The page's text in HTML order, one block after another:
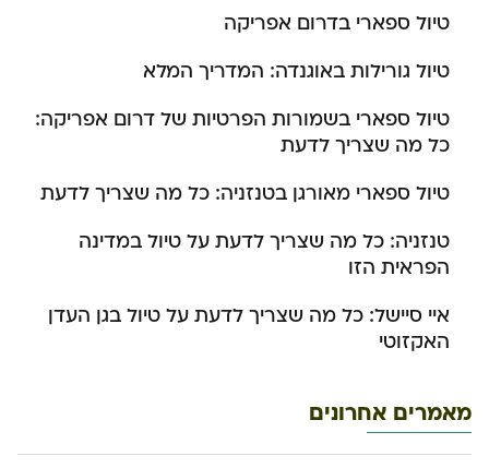
טיול ספארי בדרום אפריקה
טיול גורילות באוגנדה: המדריך המלא
טיול ספארי בשמורות הפרטיות של דרום אפריקה:
כל מה שצריך לדעת
טיול ספארי מאורגן בטנזניה: כל מה שצריך לדעת
טנזניה: כל מה שצריך לדעת על טיול במדינה
הפראית הזו
איי סיישל: כל מה שצריך לדעת על טיול בגן העדן
האקזוטי
מאמרים אחרונים